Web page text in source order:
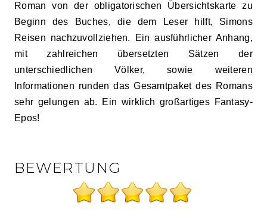
Roman von der obligatorischen Übersichtskarte zu
Beginn des Buches, die dem Leser hilft, Simons
Reisen nachzuvollziehen. Ein ausführlicher Anhang,
mit zahlreichen übersetzten Sätzen der
unterschiedlichen Völker, sowie weiteren
Informationen runden das Gesamtpaket des Romans
sehr gelungen ab. Ein wirklich großartiges Fantasy-
Epos!
BEWERTUNG